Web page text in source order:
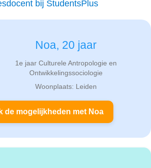
bij StudentsPlus
Noa, 20 jaar
1e jaar Culturele Antropologie en
Ontwikkelingssociologie
Woonplaats: Leiden
de mogelijkheden met Noa